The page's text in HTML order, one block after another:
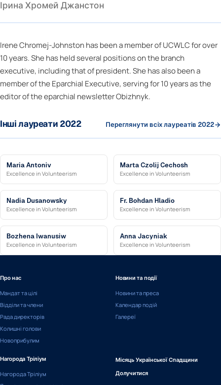
Ірина Хромей Джанстон
Irene Chromej-Johnston has been a member of UCWLC for over
10 years. She has held several positions on the branch
executive, including that of president. She has also been a
member of the Eparchial Executive, serving for 10 years as the
editor of the eparchial newsletter Obizhnyk.
Інші лауреати 2022 Переглянути всіх лауреатів 2022
Maria Antoniv
Excellence in Volunteerism
Marta Czolij Cechosh
Excellence in Volunteerism
Nadia Dusanowsky
Excellence in Volunteerism
Fr. Bohdan Hladio
Excellence in Volunteerism
Bozhena Iwanusiw
Excellence in Volunteerism
Anna Jacyniak
Excellence in Volunteerism
Про нас
Мандат та цілі
Відділи та члени
Рада директорів
Колишні голови
Новоприбулим
Новини та події
Новини та преса
Календар подій
Галереї
Нагорода Тріліум
Нагорода Тріліум
Місяць Української Спадщини
Долучитися